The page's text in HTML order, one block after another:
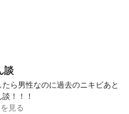
談
ら男性なのに過去のニキビあと
！！！
見る